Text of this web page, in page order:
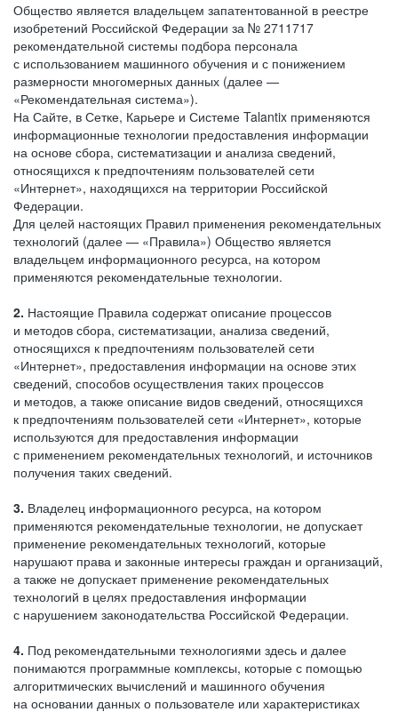
Общество является владельцем запатентованной в реестре
изобретений Российской Федерации за № 2711717
рекомендательной системы подбора персонала
с использованием машинного обучения и с понижением
размерности многомерных данных (далее —
«Рекомендательная система»).
На Сайте, в Сетке, Карьере и Системе Talantix применяются
информационные технологии предоставления информации
на основе сбора, систематизации и анализа сведений,
относящихся к предпочтениям пользователей сети
«Интернет», находящихся на территории Российской
Федерации.
Для целей настоящих Правил применения рекомендательных
технологий (далее — «Правила») Общество является
владельцем информационного ресурса, на котором
применяются рекомендательные технологии.
2. Настоящие Правила содержат описание процессов
и методов сбора, систематизации, анализа сведений,
относящихся к предпочтениям пользователей сети
«Интернет», предоставления информации на основе этих
сведений, способов осуществления таких процессов
и методов, а также описание видов сведений, относящихся
к предпочтениям пользователей сети «Интернет», которые
используются для предоставления информации
с применением рекомендательных технологий, и источников
получения таких сведений.
3. Владелец информационного ресурса, на котором
применяются рекомендательные технологии, не допускает
применение рекомендательных технологий, которые
нарушают права и законные интересы граждан и организаций,
а также не допускает применение рекомендательных
технологий в целях предоставления информации
с нарушением законодательства Российской Федерации.
4. Под рекомендательными технологиями здесь и далее
понимаются программные комплексы, которые с помощью
алгоритмических вычислений и машинного обучения
на основании данных о пользователе или характеристиках